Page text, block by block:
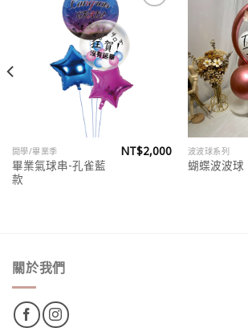
開學/畢業季
畢業氣球串-孔雀藍
款
NT$2,000 波波球系列
蝴蝶波波球
關於我們